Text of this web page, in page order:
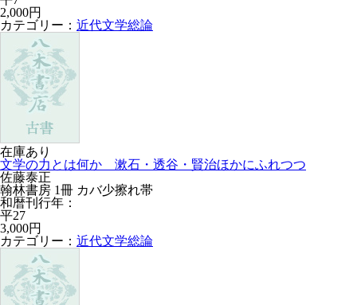
2,000円
カテゴリー： 近代文学総論
在庫あり
文学の力とは何か 漱石・透谷・賢治ほかにふれつつ
佐藤泰正
翰林書房 1冊 カバ少擦れ帯
和暦刊行年：
平27
3,000円
カテゴリー： 近代文学総論